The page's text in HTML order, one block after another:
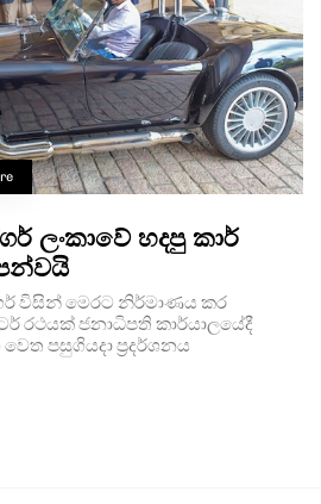
ලංකාවේ හදපු කාර්
විසින් මෙරට නිර්මාණය කර
රථයක් ජනාධිපති කාර්යාලයේදී
පසුගියදා ප්‍රදර්ශනය